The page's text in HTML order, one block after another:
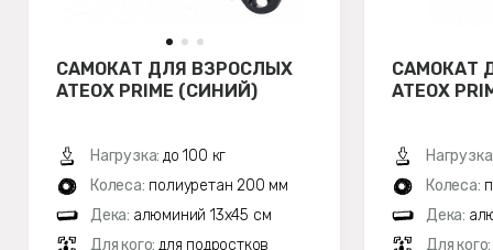
САМОКАТ ДЛЯ ВЗРОСЛЫХ
ATEOX PRIME (СИНИЙ)
Нагрузка: до 100 кг
Колеса: полиуретан 200 мм
Дека: алюминий 13х45 см
Для кого: для подростков
САМОКАТ
ATEOX
Колеса:
Дека:
Для кого: